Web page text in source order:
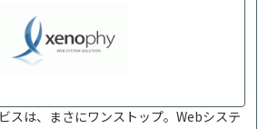
スは、まさにワンストップ。Webシステ